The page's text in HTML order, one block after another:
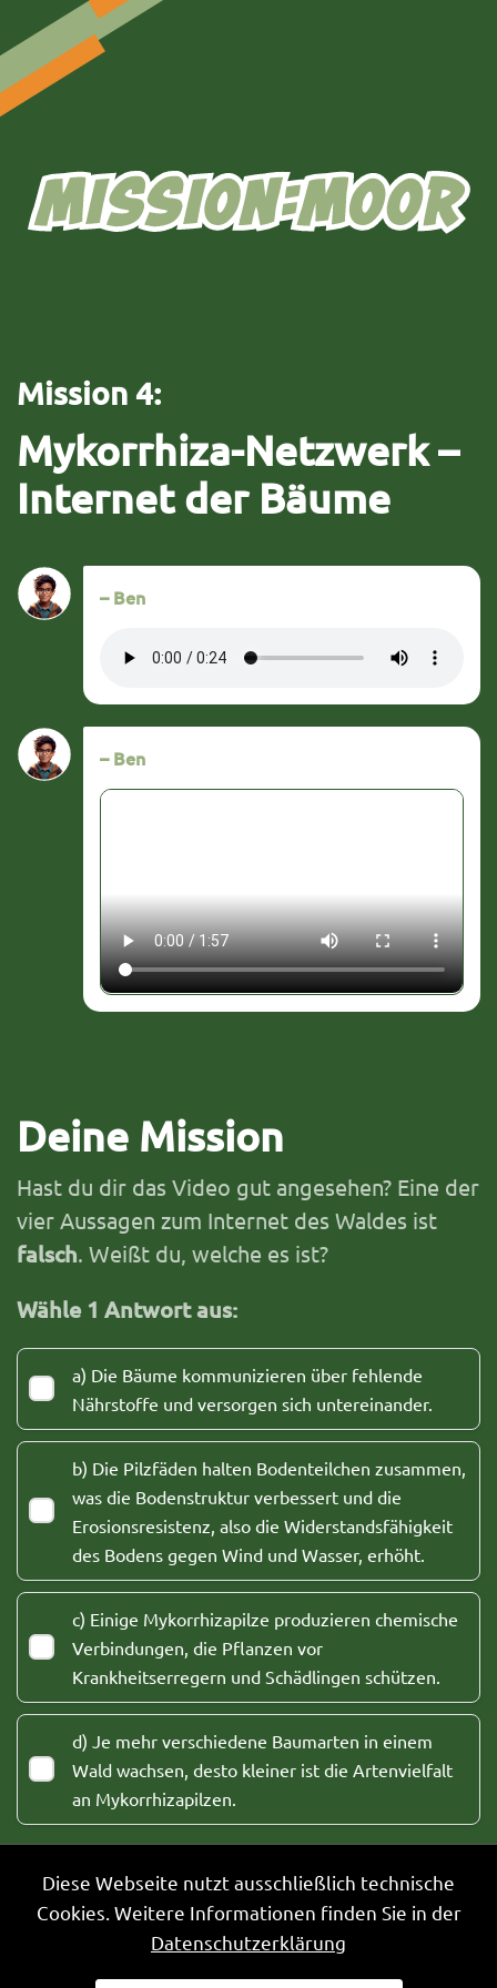
Zum Hauptinhalt springen
Mission 4:
Mykorrhiza-Netzwerk –
Internet der Bäume
– Ben
– Ben
Deine Mission
Hast du dir das Video gut angesehen? Eine der
vier Aussagen zum Internet des Waldes ist
falsch. Weißt du, welche es ist?
Wähle 1 Antwort aus:
a) Die Bäume kommunizieren über fehlende
Nährstoffe und versorgen sich untereinander.
b) Die Pilzfäden halten Bodenteilchen zusammen,
was die Bodenstruktur verbessert und die
Erosionsresistenz, also die Widerstandsfähigkeit
des Bodens gegen Wind und Wasser, erhöht.
c) Einige Mykorrhizapilze produzieren chemische
Verbindungen, die Pflanzen vor
Krankheitserregern und Schädlingen schützen.
d) Je mehr verschiedene Baumarten in einem
Wald wachsen, desto kleiner ist die Artenvielfalt
an Mykorrhizapilzen.
Bitte wähle Antwort aus.
Diese Webseite nutzt ausschließlich technische
Cookies. Weitere Informationen finden Sie in der
Datenschutzerklärung